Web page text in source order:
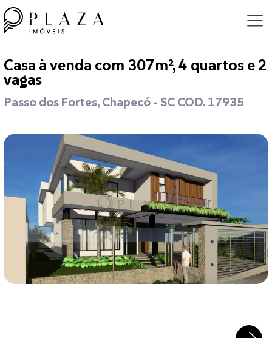
Casa à venda com 307m², 4 quartos e 2
vagas
Passo dos Fortes, Chapecó - SC COD. 17935